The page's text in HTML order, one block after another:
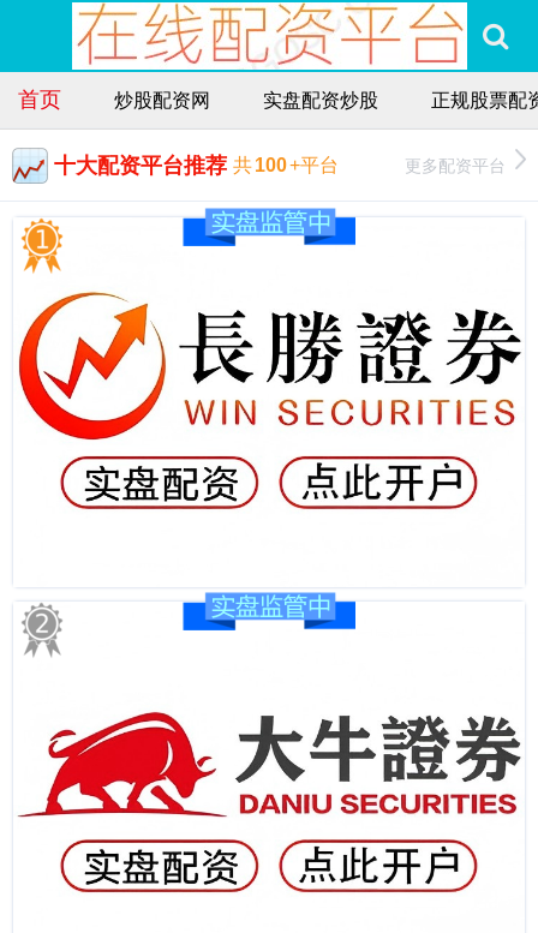
首页 炒股配资网 实盘配资炒股 正规股票配
十大配资平台推荐 共100+平台 更多配资平台